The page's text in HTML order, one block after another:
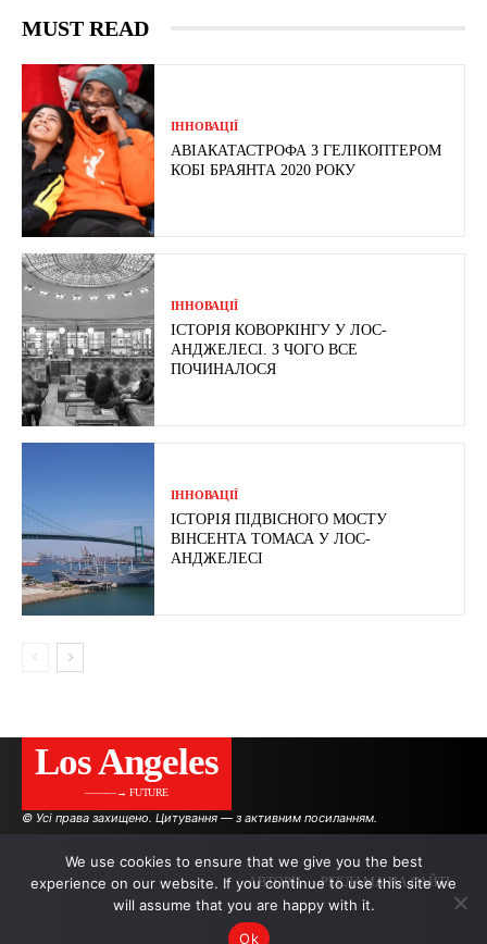
MUST READ
ІННОВАЦІЇ
АВІАКАТАСТРОФА З ГЕЛІКОПТЕРОМ
КОБІ БРАЯНТА 2020 РОКУ
ІННОВАЦІЇ
ІСТОРІЯ КОВОРКІНГУ У ЛОС-
АНДЖЕЛЕСІ. З ЧОГО ВСЕ
ПОЧИНАЛОСЯ
ІННОВАЦІЇ
ІСТОРІЯ ПІДВІСНОГО МОСТУ
ВІНСЕНТА ТОМАСА У ЛОС-
АНДЖЕЛЕСІ
Los Angeles
———→ FUTURE
© Усі права захищено. Цитування — з активним посиланням.
АВТОРИ РЕКЛАМА НА САЙТІ
We use cookies to ensure that we give you the best
experience on our website. If you continue to use this site we
will assume that you are happy with it.
Ok